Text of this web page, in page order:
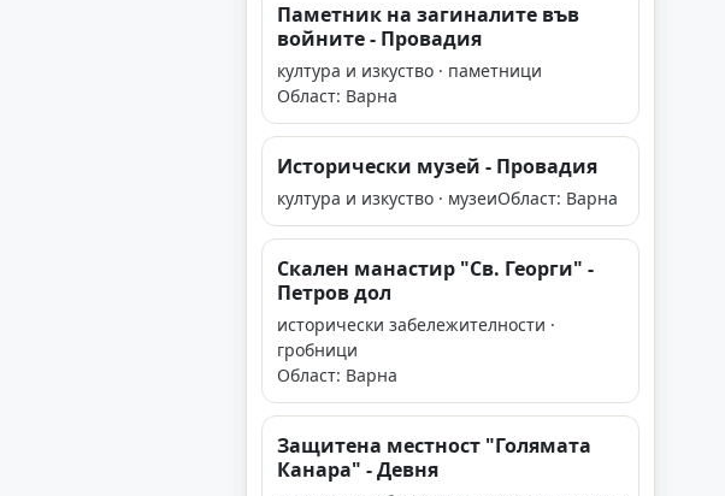
Паметник на загиналите във
войните - Провадия
култура и изкуство · паметници
Област: Варна
Исторически музей - Провадия
култура и изкуство · музеиОбласт: Варна
Скален манастир "Св. Георги" -
Петров дол
исторически забележителности ·
гробници
Област: Варна
Защитена местност "Голямата
Канара" - Девня